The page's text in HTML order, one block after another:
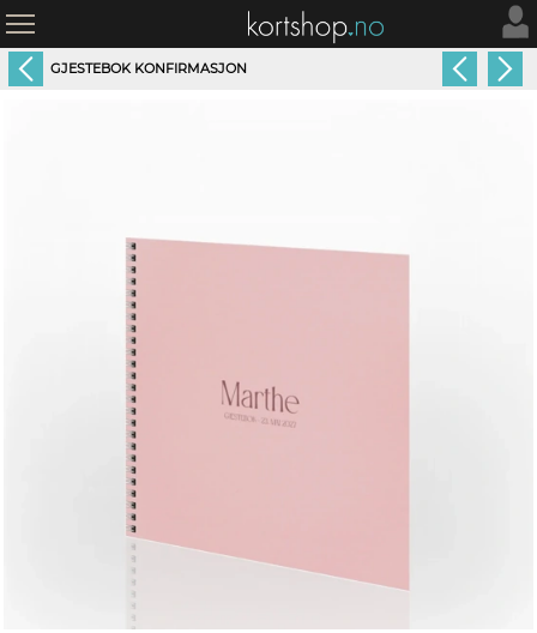
GJESTEBOK KONFIRMASJON